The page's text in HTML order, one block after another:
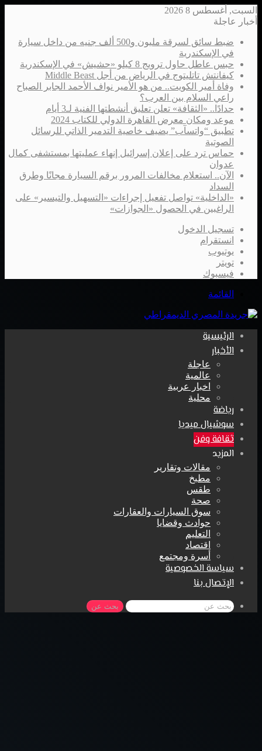
السبت, أغسطس 8 2026
أخبار عاجلة
ضبط سائق لسرقة مليون و500 ألف جنيه من داخل سيارة
في الإسكندرية
حبس عاطل حاول ترويج 8 كيلو «حشيش» في الإسكندرية
كيفانتش تاتليتوج في الرياض من أجل Middle Beast
وفاة أمير الكويت.. من هو الأمير نواف الأحمد الجابر الصباح
راعي السلام بين العرب؟
حدادًا.. «الثقافة» تعلن تعليق أنشطتها الفنية لـ3 أيام
موعد ومكان معرض القاهرة الدولي للكتاب 2024
تطبيق “واتسآب” يضيف خاصية التدمير الذاتي للرسائل
الصوتية
حماس ترد على إعلان إسرائيل إنهاء عمليتها بمستشفى كمال
عدوان
الآن.. استعلام مخالفات المرور برقم السيارة مجانًا وطرق
السداد
«الداخلية» تواصل تفعيل إجراءات «التسهيل والتيسير» على
الراغبين في الحصول «الجوازات»
تسجيل الدخول
انستقرام
يوتيوب
تويتر
فيسبوك
القائمة
الرئيسية
الأخبار
عاجلة
عالمية
اخبار عربية
محلية
رياضة
سوشيال ميديا
ثقافة وفن
المزيد
مقالات وتقارير
مطبخ
طقس
صحة
سوق السيارات والعقارات
حوادث وقضايا
التعليم
اقتصاد
أسرة ومجتمع
سياسة الخصوصية
الإتصال بنا
بحث عن